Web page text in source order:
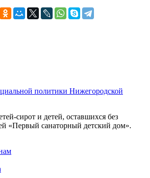
сирот и детей, оставшихся без
«Первый санаторный детский дом».